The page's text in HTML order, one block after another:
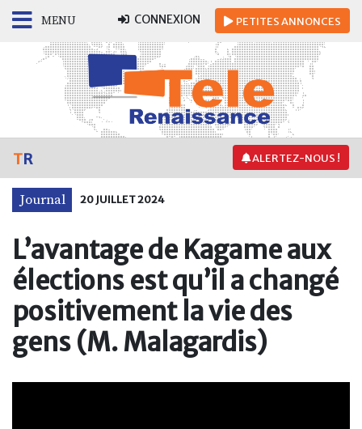
MENU CONNEXION PETITESANNONCES
ALERTEZ-NOUS !
TR
Journal 20 JUILLET 2024
L’avantage de Kagame aux
élections est qu’il a changé
positivement la vie des
gens (M. Malagardis)